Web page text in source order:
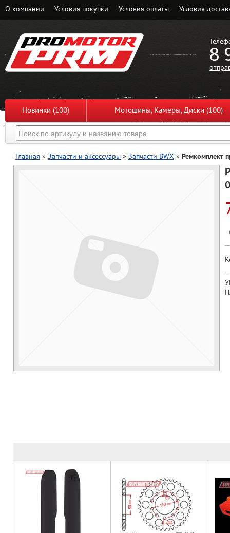
О компании Условия покупки Условия оплаты Условия
8
Новинки (100) Мотошины, Камеры, Диски (100)
Главная » Запчасти и аксессуары » Запчасти BWX » Ремкомплект